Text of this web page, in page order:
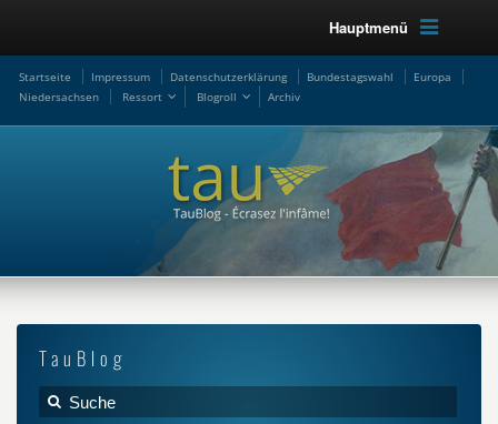
Hauptmenü
Startseite Impressum Datenschutzerklärung Bundestagswahl
Europa
Niedersachsen
Ressort Blogroll Archiv
TauBlog